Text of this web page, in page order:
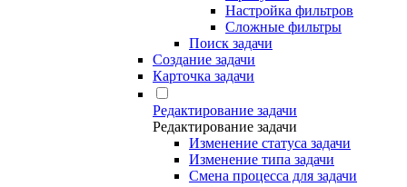
Настройка фильтров
Сложные фильтры
Поиск задачи
Создание задачи
Карточка задачи
Редактирование задачи
Редактирование задачи
Изменение статуса задачи
Изменение типа задачи
Смена процесса для задачи